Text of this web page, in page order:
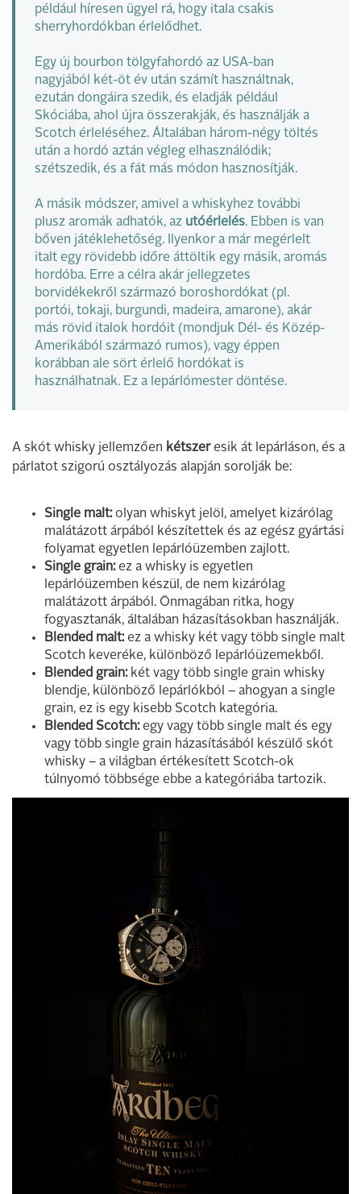
például híresen ügyel rá, hogy itala csakis
sherryhordókban érlelődhet.
Egy új bourbon tölgyfahordó az USA-ban
nagyjából két-öt év után számít használtnak,
ezután dongáira szedik, és eladják például
Skóciába, ahol újra összerakják, és használják a
Scotch érleléséhez. Általában három-négy töltés
után a hordó aztán végleg elhasználódik;
szétszedik, és a fát más módon hasznosítják.
A másik módszer, amivel a whiskyhez további
plusz aromák adhatók, az utóérlelés. Ebben is van
bőven játéklehetőség. Ilyenkor a már megérlelt
italt egy rövidebb időre áttöltik egy másik, aromás
hordóba. Erre a célra akár jellegzetes
borvidékekről származó boroshordókat (pl.
portói, tokaji, burgundi, madeira, amarone), akár
más rövid italok hordóit (mondjuk Dél- és Közép-
Amerikából származó rumos), vagy éppen
korábban ale sört érlelő hordókat is
használhatnak. Ez a lepárlómester döntése.
A skót whisky jellemzően kétszeresik át lepárláson, és a
párlatot szigorú osztályozás alapján sorolják be:
Single malt:olyan whiskyt jelöl, amelyet kizárólag
malátázott árpából készítettek és az egész gyártási
folyamat egyetlen lepárlóüzemben zajlott.
Single grain:ez a whisky is egyetlen
lepárlóüzemben készül, de nem kizárólag
malátázott árpából. Önmagában ritka, hogy
fogyasztanák, általában házasításokban használják.
Blended malt:ez a whisky két vagy több single malt
Scotch keveréke, különböző lepárlóüzemekből.
Blended grain:két vagy több single grain whisky
blendje, különböző lepárlókból – ahogyan a single
grain, ez is egy kisebb Scotch kategória.
Blended Scotch:egy vagy több single malt és egy
vagy több single grain házasításából készülő skót
whisky – a világban értékesített Scotch-ok
túlnyomó többsége ebbe a kategóriába tartozik.